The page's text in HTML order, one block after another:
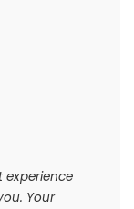
experience
Your